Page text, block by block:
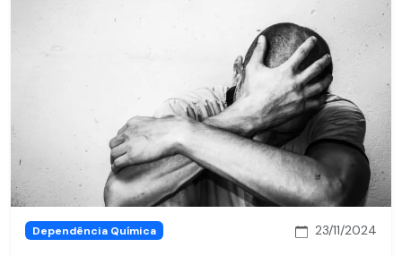
Dependência Química 23/11/2024